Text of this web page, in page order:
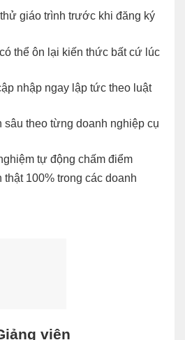
giáo trình trước khi đăng ký
thể ôn lại kiến thức bất cứ lúc
nhập ngay lập tức theo luật
sâu theo từng doanh nghiệp cụ
tự động chấm điểm
100% trong các doanh
viên